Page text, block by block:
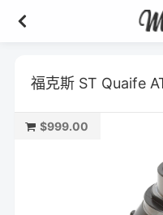
福克斯 ST Quaife
$999.00